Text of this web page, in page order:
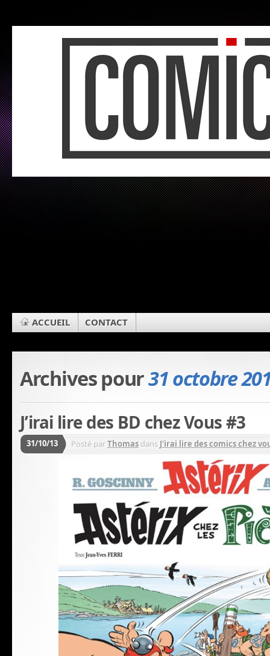
ACCUEIL CONTACT
Archives pour31 octobre
J’irai lire des BD chez Vous #3
31/10/13 Posté parThomas dans J'irai lire des comics chez